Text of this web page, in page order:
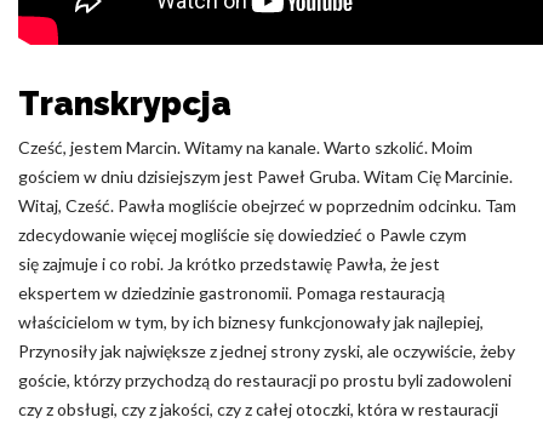
Transkrypcja
Cześć, jestem Marcin. Witamy na kanale. Warto szkolić. Moim
gościem w dniu dzisiejszym jest Paweł Gruba. Witam Cię Marcinie.
Witaj, Cześć. Pawła mogliście obejrzeć w poprzednim odcinku. Tam
zdecydowanie więcej mogliście się dowiedzieć o Pawle czym
się zajmuje i co robi. Ja krótko przedstawię Pawła, że jest
ekspertem w dziedzinie gastronomii. Pomaga restauracją
właścicielom w tym, by ich biznesy funkcjonowały jak najlepiej,
Przynosiły jak największe z jednej strony zyski, ale oczywiście, żeby
goście, którzy przychodzą do restauracji po prostu byli zadowoleni
czy z obsługi, czy z jakości, czy z całej otoczki, która w restauracji
wraz z dostawcami poszczególnych ciasteczek.
Akceptuj wszystko